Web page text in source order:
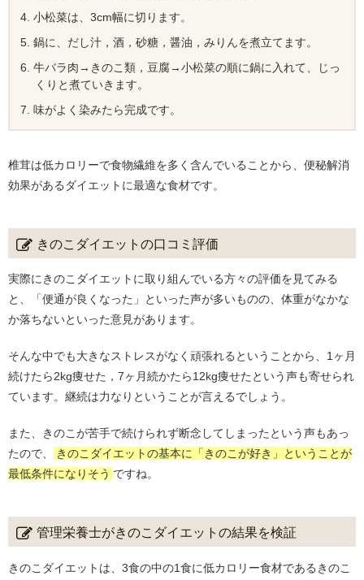
小松菜は、3cm幅に切ります。
鍋に、だし汁，酒，砂糖，醤油，みりんを煮立てます。
牛バラ肉→きのこ類，豆腐→小松菜の順に鍋に入れて、じっ
くりと煮ていきます。
味がよく染みたら完成です。
椎茸は低カロリーで食物繊維を多く含んでいることから、便秘解消
効果があるダイエットに最適な食材です。
きのこダイエットの口コミ評価
実際にきのこダイエットに取り組んでいる方々の評価を見てみる
と、「便通が良くなった」といった声が多いものの、体重がなかな
か落ちないといった意見があります。
そんな中でも大きなストレスがなく頑張れるということから、1ヶ月
続けたら2kg痩せた，7ヶ月続かたら12kg痩せたという声も寄せられ
ています。継続は力なりということが言えるでしょう。
また、きのこが苦手で続けられず断念してしまったという声もあっ
たので、
きのこダイエットの基本に「きのこが好き」ということが
最低条件になりそう ですね。
管理栄養士がきのこダイエットの結果を検証
きのこダイエットは、3食の中の1食に低カロリー食材であるきのこ